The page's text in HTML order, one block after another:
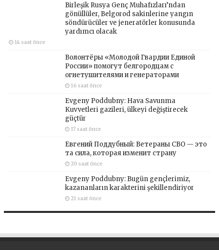
Birleşik Rusya Genç Muhafızları’ndan
gönüllüler, Belgorod sakinlerine yangın
söndürücüler ve jeneratörler konusunda
yardımcı olacak
14 saat önce
Волонтёры «Молодой Гвардии Единой
России» помогут белгородцам с
огнетушителями и генераторами
16 saat önce
Evgeny Poddubny: Hava Savunma
Kuvvetleri gazileri, ülkeyi değiştirecek
güçtür
17 saat önce
Евгений Поддубный: Ветераны СВО — это
та сила, которая изменит страну
20 saat önce
Evgeny Poddubny: Bugün gençlerimiz,
kazananların karakterini şekillendiriyor
21 saat önce